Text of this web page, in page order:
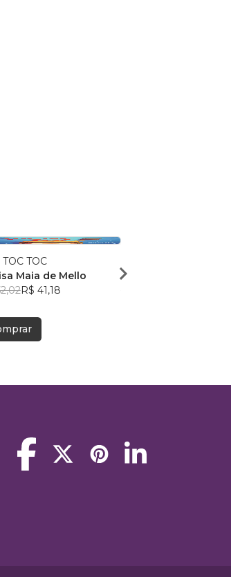
TOC TOC
Maia de Mello
R$ 41,18
Maria Paz